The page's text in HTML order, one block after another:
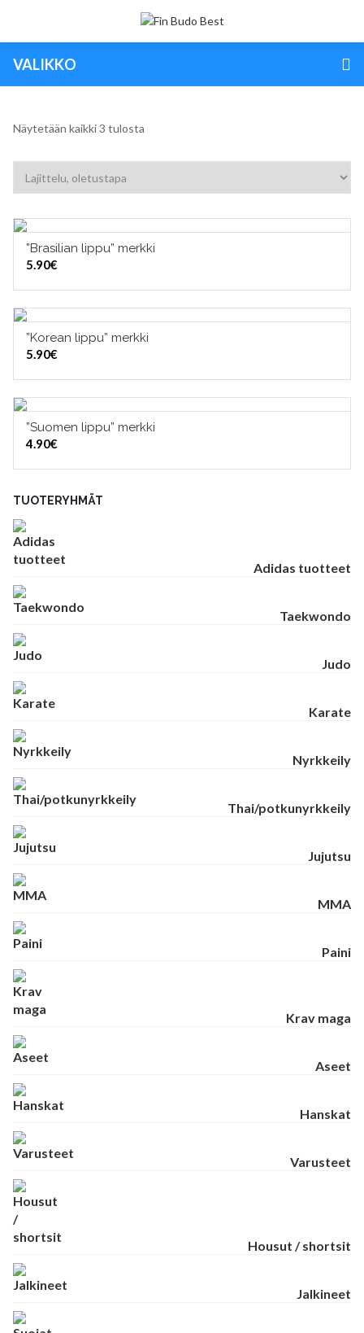
VALIKKO
Näytetään kaikki 3 tulosta
LISÄÄ OSTOSKORIIN
”Brasilian lippu” merkki
5.90€
LISÄÄ OSTOSKORIIN
”Korean lippu” merkki
5.90€
LISÄÄ OSTOSKORIIN
”Suomen lippu” merkki
4.90€
TUOTERYHMÄT
Adidas tuotteet
Taekwondo
Judo
Karate
Nyrkkeily
Thai/potkunyrkkeily
Jujutsu
MMA
Paini
Krav maga
Aseet
Hanskat
Varusteet
Housut / shortsit
Jalkineet